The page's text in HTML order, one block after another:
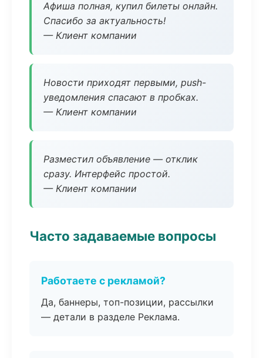
Афиша полная, купил билеты онлайн.
Спасибо за актуальность!
— Клиент компании
Новости приходят первыми, push-
уведомления спасают в пробках.
— Клиент компании
Разместил объявление — отклик
сразу. Интерфейс простой.
— Клиент компании
Часто задаваемые вопросы
Работаете с рекламой?
Да, баннеры, топ-позиции, рассылки
— детали в разделе Реклама.